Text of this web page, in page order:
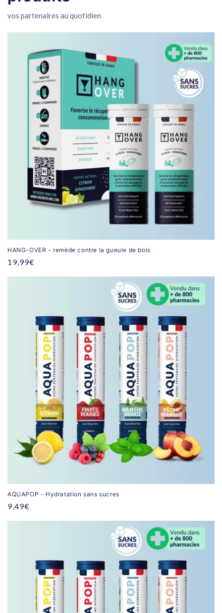
vos partenaires au quotidien
HANG-OVER - remède contre la gueule de bois
Prix
19,99€
AQUAPOP - Hydratation sans sucres
Prix
9,49€